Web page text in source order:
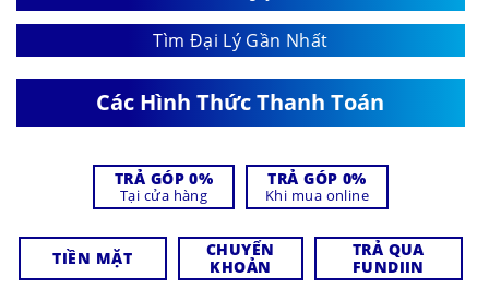
Tìm Đại Lý Gần Nhất
Các Hình Thức Thanh Toán
TRẢ GÓP 0%
Tại cửa hàng
TRẢ GÓP 0%
Khi mua online
TIỀN MẶT
CHUYỂN
KHOẢN
TRẢ QUA
FUNDIIN